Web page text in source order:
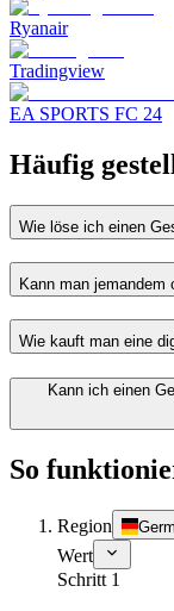
Ryanair
Tradingview
EA SPORTS FC 24
Häufig
Wie löse ich einen
Kann man
Wie kauft man eine
Kann ich einen
So
Region
Wert
Schritt 1